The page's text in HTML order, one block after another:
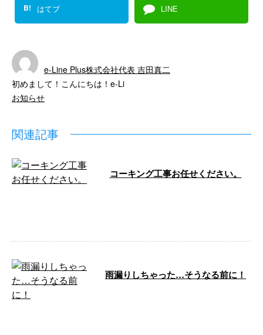
B! はてブ LINE
e-Line Plus株式会社代表 吉田真二
初めまして！こんにちは！e-Li
お知らせ
関連記事
コーキング工事お任せください。
雨漏りしちゃった…そうなる前に！